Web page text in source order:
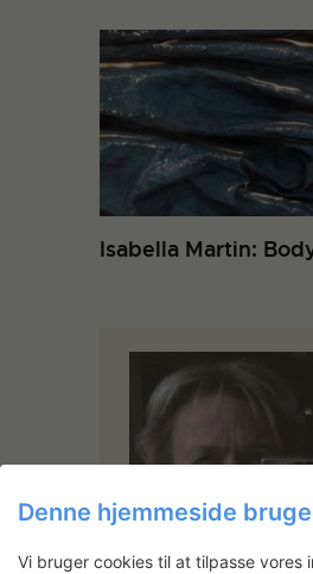
Isabella Martin:
Denne hjemmeside
Vi bruger cookies til at tilpasse vores